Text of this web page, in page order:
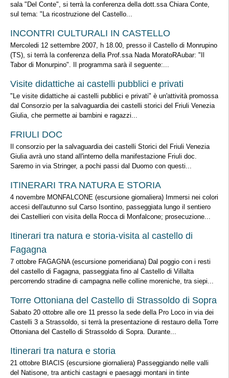
sala "Del Conte", si terrà la conferenza della dott.ssa Chiara Conte,
sul tema: "La ricostruzione del Castello...
INCONTRI CULTURALI IN CASTELLO
Mercoledi 12 settembre 2007, h 18.00, presso il Castello di Monrupino
(TS), si terrà la conferenza della Prof.ssa Nada MoratoRAubar: "Il
Tabor di Monurpino". Il programma sarà il seguente:...
Visite didattiche ai castelli pubblici e privati
"Le visite didattiche ai castelli pubblici e privati" è un'attività promossa
dal Consorzio per la salvaguardia dei castelli storici del Friuli Venezia
Giulia, che permette ai bambini e ragazzi...
FRIULI DOC
Il consorzio per la salvaguardia dei castelli Storici del Friuli Venezia
Giulia avrà uno stand all'interno della manifestazione Friuli doc.
Saremo in via Stringer, a pochi passi dal Duomo con questi...
ITINERARI TRA NATURA E STORIA
4 novembre MONFALCONE (escursione giornaliera) Immersi nei colori
accesi dell'autunno sul Carso Isontino, passeggiata lungo il sentiero
dei Castellieri con visita della Rocca di Monfalcone; prosecuzione...
Itinerari tra natura e storia-visita al castello di
Fagagna
7 ottobre FAGAGNA (escursione pomeridiana) Dal poggio con i resti
del castello di Fagagna, passeggiata fino al Castello di Villalta
percorrendo stradine di campagna nelle colline moreniche, tra siepi...
Torre Ottoniana del Castello di Strassoldo di Sopra
Sabato 20 ottobre alle ore 11 presso la sede della Pro Loco in via dei
Castelli 3 a Strassoldo, si terrà la presentazione di restauro della Torre
Ottoniana del Castello di Strassoldo di Sopra. Durante...
Itinerari tra natura e storia
21 ottobre BIACIS (escursione giornaliera) Passeggiando nelle valli
del Natisone, tra antichi castagni e paesaggi montani in tinte